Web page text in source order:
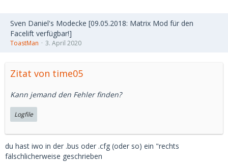
Sven Daniel's Modecke [09.05.2018: Matrix Mod für den
Facelift verfügbar!]
ToastMan 3. April 2020
Zitat von time05
Kann jemand den Fehler finden?
Logfile
du hast iwo in der .bus oder .cfg (oder so) ein "rechts
fälschlicherweise geschrieben